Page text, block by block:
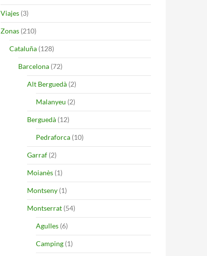
Viajes (3)
Zonas (210)
Cataluña (128)
Barcelona (72)
Alt Berguedà (2)
Malanyeu (2)
Berguedà (12)
Pedraforca (10)
Garraf (2)
Moianès (1)
Montseny (1)
Montserrat (54)
Agulles (6)
Camping (1)